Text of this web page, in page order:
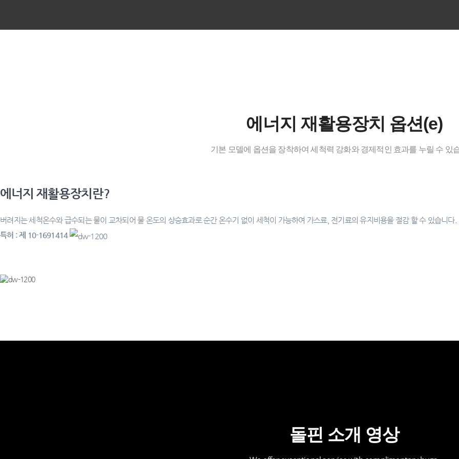
에너지 재활용장치 옵션(e)
기본 모델에 옵션을 장착하여 세척력 강화와 경제적인 효과를 누릴 수 있
에너지 재활용장치란?
버려지는 세척온수와 급수되는 물이 교차되어 물 온도의 상승효과로 순간 온수기 없이 세척이 가능하여 가스료, 전기료의 유지비용을 절감 할 수 있습니다.
특허 : 제 10-1691414
돌핀 소개 영상